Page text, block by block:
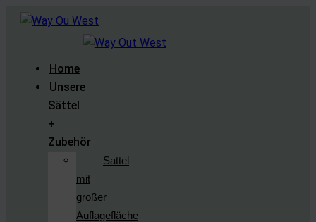
Home
Unsere
Sättel
+
Zubehör
Sattel
mit
großer
Auflagefläche